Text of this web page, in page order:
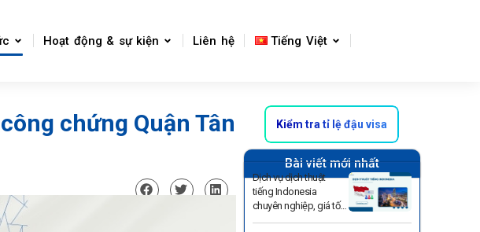
Hoạt động & sự kiện Liên hệ Tiếng Việt
chứng Quận Tân
Kiểm tra tỉ lệ đậu visa
Bài viết mới nhất
Dịch vụ dịch thuật
tiếng Indonesia
chuyên nghiệp, giá tốt